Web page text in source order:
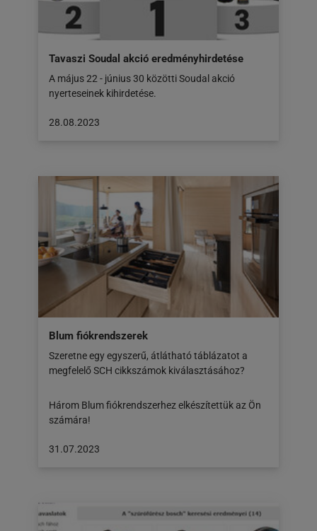
Tavaszi Soudal akció eredményhirdetése
A május 22 - június 30 közötti Soudal akció
nyerteseinek kihirdetése.
A
honlapon
28.08.2023
28.08.2023
Blum fiókrendszerek
Szeretne egy egyszerű, átlátható táblázatot a
megfelelő SCH cikkszámok kiválasztásához?
Három Blum fiókrendszerhez elkészítettük az Ön
számára!
A
jelent
31.07.2023